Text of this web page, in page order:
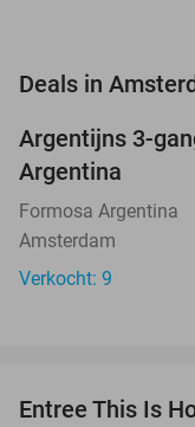
Deals in
NEW
TODAY
Argentijns 3-
Argentina
Formosa Argentina
Amsterdam
Verkocht: 9
Entree This Is